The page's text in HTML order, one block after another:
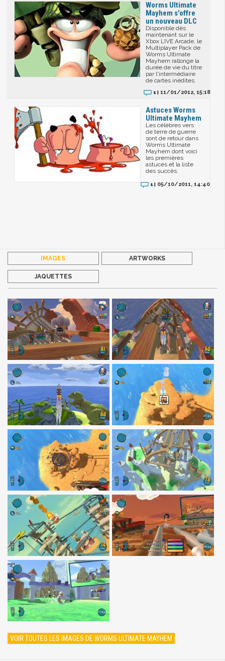
Worms Ultimate
Mayhem s'offre
un nouveau DLC
Disponible dès
maintenant sur le
Xbox LIVE Arcade, le
Multiplayer Pack de
Worms Ultimate
Mayhem rallonge la
durée de vie du titre
par l'intermédiaire
de cartes inédites.
1 | 11/01/2012, 15:18
Astuces Worms
Ultimate Mayhem
Les célèbres vers
de terre de guerre
sont de retour dans
Worms Ultimate
Mayhem dont voici
les premières
astuces et la liste
des succès.
1 | 05/10/2011, 14:40
IMAGES ARTWORKS
JAQUETTES
VOIR TOUTES LES IMAGES DE WORMS ULTIMATE MAYHEM